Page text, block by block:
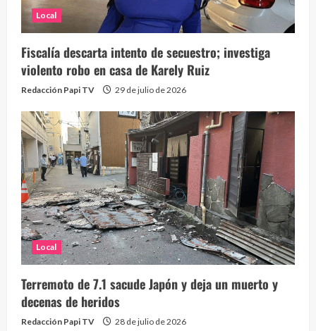
Local
Fiscalía descarta intento de secuestro; investiga
violento robo en casa de Karely Ruiz
Redacción Papi TV 29 de julio de 2026
Local
Terremoto de 7.1 sacude Japón y deja un muerto y
decenas de heridos
Redacción Papi TV 28 de julio de 2026